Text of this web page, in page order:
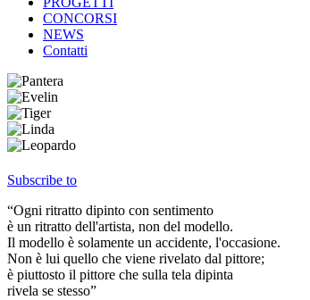
CONCORSI
NEWS
Contatti
Subscribe to
“Ogni ritratto dipinto con sentimento
è un ritratto dell'artista, non del modello.
Il modello è solamente un accidente, l'occasione.
Non è lui quello che viene rivelato dal pittore;
è piuttosto il pittore che sulla tela dipinta
rivela se stesso”